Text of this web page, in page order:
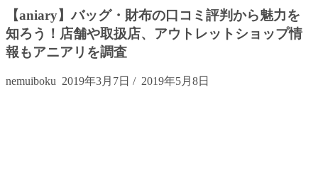
【aniary】バッグ・財布の口コミ評判から魅力を
知ろう！店舗や取扱店、アウトレットショップ情
報もアニアリを調査
nemuiboku 2019年3月7日 / 2019年5月8日